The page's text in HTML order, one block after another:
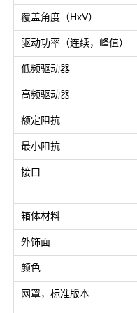
覆盖角度（HxV）
驱动功率（连续，峰值）
低频驱动器
高频驱动器
额定阻抗
最小阻抗
接口
箱体材料
外饰面
颜色
网罩，标准版本